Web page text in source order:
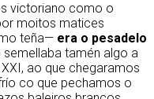
victoriano como o
moitos matices
teña— era o pesadelo
semellaba tamén algo a
ao que chegaramos
co que pechamos o